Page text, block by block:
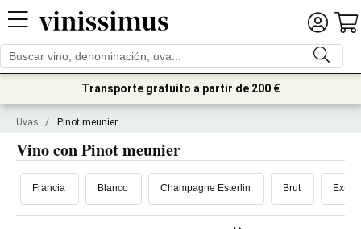
Transporte gratuito a partir de 200 €
Uvas / Pinot meunier
Vino con Pinot meunier
Francia Blanco Champagne Esterlin Brut Extra